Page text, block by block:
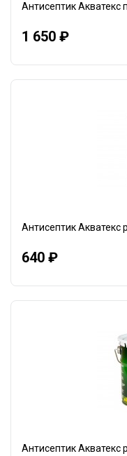
Антисептик Акватекс
1 650 ₽
Антисептик Акватекс
640 ₽
Антисептик Акватекс